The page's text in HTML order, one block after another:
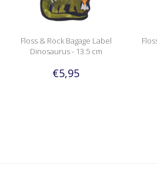
Floss & Rock Bagage Label
Dinosaurus - 13.5 cm
€5,95